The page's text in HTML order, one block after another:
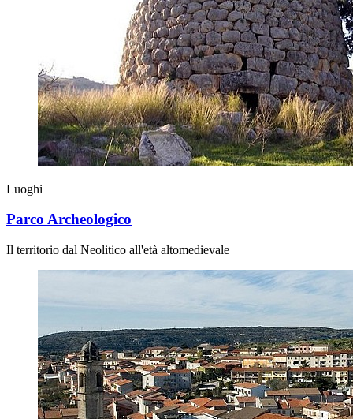
Luoghi
Parco Archeologico
Il territorio dal Neolitico all'età altomedievale